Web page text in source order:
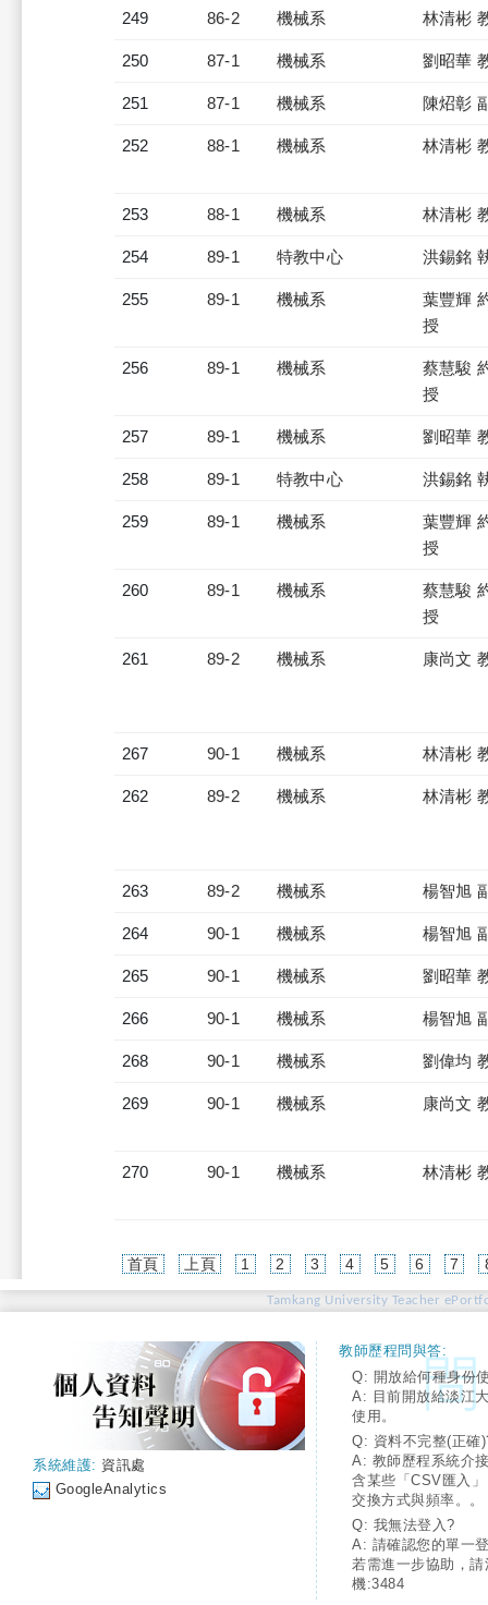
249 86-2 機械系 林清彬
250 87-1 機械系 劉昭華
251 87-1 機械系 陳炤彰
252 88-1 機械系 林清彬
253 88-1 機械系 林清彬
254 89-1 特教中心 洪錫銘
255 89-1 機械系
葉豐輝
授
256 89-1 機械系
蔡慧駿
授
257 89-1 機械系 劉昭華
258 89-1 特教中心 洪錫銘
259 89-1 機械系
葉豐輝
授
260 89-1 機械系
蔡慧駿
授
261 89-2 機械系 康尚文
267 90-1 機械系 林清彬
262 89-2 機械系 林清彬
263 89-2 機械系 楊智旭
264 90-1 機械系 楊智旭
265 90-1 機械系 劉昭華
266 90-1 機械系 楊智旭
268 90-1 機械系 劉偉均
269 90-1 機械系 康尚文
270 90-1 機械系 林清彬
首頁 上頁 1 2 3 4 5 6 7
Tamkang University Teacher
系統維護: 資訊處
GoogleAnalytics
教師歷程問與答:
Q: 開放給何種身份
A: 目前開放給淡江
使用。
Q: 資料不完整(正確
A: 教師歷程系統介
含某些「CSV匯入
交換方式與頻率。。
Q: 我無法登入?
A: 請確認您的單一
若需進一步協助，
機:3484